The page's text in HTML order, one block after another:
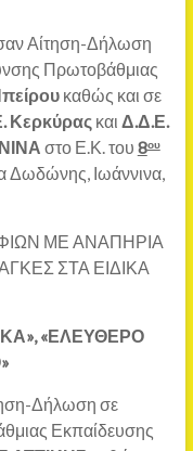
Αίτηση-Δήλωση
Πρωτοβάθμιας
καθώς και σε
Κερκύρας και Δ.Δ.Ε.
στο Ε.Κ. του 8ου
Δωδώνης, Ιωάννινα,
ΜΕ ΑΝΑΠΗΡΙΑ
ΣΤΑ ΕΙΔΙΚΑ
«ΕΛΕΥΘΕΡΟ
Δήλωση σε
Εκπαίδευσης